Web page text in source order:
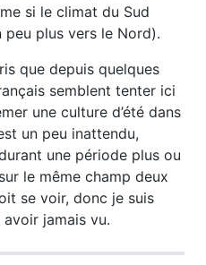
si le climat du Sud
peu plus vers le Nord).
que depuis quelques
semblent tenter ici
une culture d’été dans
un peu inattendu,
une période plus ou
le même champ deux
se voir, donc je suis
avoir jamais vu.